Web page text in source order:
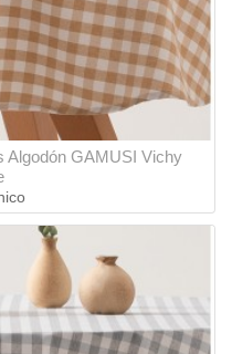
Algodón GAMUSI Vichy